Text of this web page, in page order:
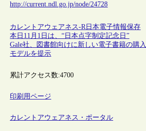
http://current.ndl.go.jp/node/24728
カレントアウェアネス-R日本電子情報保存
本日11月1日は、“日本点字制定記念日”
Gale社、図書館向けに新しい電子書籍の購入
モデルを提示
累計アクセス数:4700
印刷用ページ
カレントアウェアネス・ポータル